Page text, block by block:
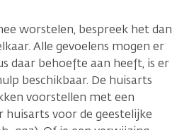
worstelen, bespreek het dan
Alle gevoelens mogen er
daar behoefte aan heeft, is er
beschikbaar. De huisarts
voorstellen met een
voor de geestelijke